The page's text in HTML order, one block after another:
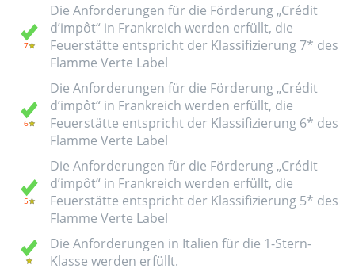
Die Anforderungen für die Förderung „Crédit
d’impôt“ in Frankreich werden erfüllt, die
Feuerstätte entspricht der Klassifizierung 7* des
Flamme Verte Label
Die Anforderungen für die Förderung „Crédit
d’impôt“ in Frankreich werden erfüllt, die
Feuerstätte entspricht der Klassifizierung 6* des
Flamme Verte Label
Die Anforderungen für die Förderung „Crédit
d’impôt“ in Frankreich werden erfüllt, die
Feuerstätte entspricht der Klassifizierung 5* des
Flamme Verte Label
Die Anforderungen in Italien für die 1-Stern-
Klasse werden erfüllt.